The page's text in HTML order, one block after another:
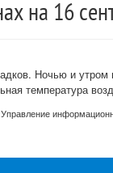
на 16
Ночью и
температура